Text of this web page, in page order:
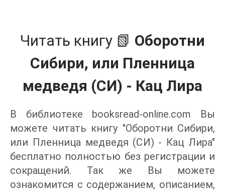
Читать книгу 📗 Оборотни
Сибири, или Пленница
медведя (СИ) - Кац Лира
В библиотеке booksread-online.com Вы
можете читать книгу "Оборотни Сибири,
или Пленница медведя (СИ) - Кац Лира"
бесплатно полностью без регистрации и
сокращений. Так же Вы можете
ознакомится с содержанием, описанием,